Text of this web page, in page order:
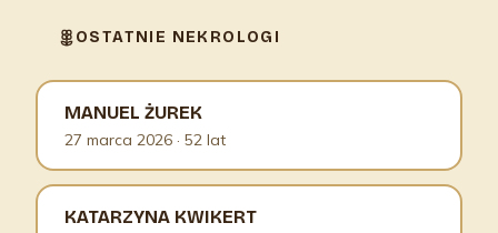
OSTATNIE NEKROLOGI
MANUEL ŻUREK
27 marca 2026 · 52 lat
KATARZYNA KWIKERT